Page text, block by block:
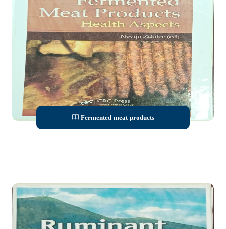
Fermented meat products